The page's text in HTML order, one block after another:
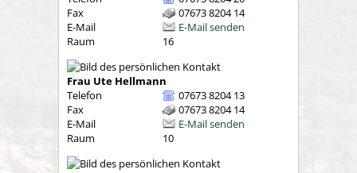
Fax
07673 8204 14
E-Mail
E-Mail senden
Raum
16
Frau Ute Hellmann
Telefon
07673 8204 13
Fax
07673 8204 14
E-Mail
E-Mail senden
Raum
10